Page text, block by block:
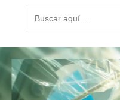
Buscar: